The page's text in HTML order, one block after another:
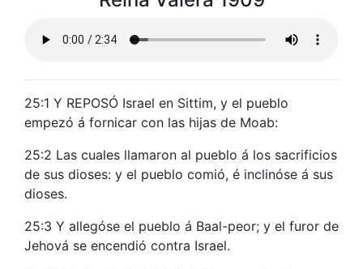
25:1 Y REPOSÓ Israel en Sittim, y el pueblo
empezó á fornicar con las hijas de Moab:
25:2 Las cuales llamaron al pueblo á los sacrificios
de sus dioses: y el pueblo comió, é inclinóse á sus
dioses.
25:3 Y allegóse el pueblo á Baal-peor; y el furor de
Jehová se encendió contra Israel.